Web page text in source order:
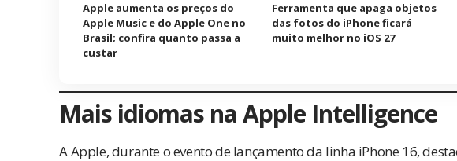
Apple aumenta os preços do
Apple Music e do Apple One no
Brasil; confira quanto passa a
custar
Ferramenta que apaga objetos
das fotos do iPhone ficará
muito melhor no iOS 27
Mais idiomas na Apple Intelligence
A Apple, durante o evento de lançamento da linha iPhone 16,